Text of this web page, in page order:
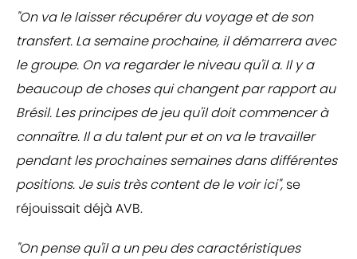
"On va le laisser récupérer du voyage et de son
transfert. La semaine prochaine, il démarrera avec
le groupe. On va regarder le niveau qu'il a. Il y a
beaucoup de choses qui changent par rapport au
Brésil. Les principes de jeu qu'il doit commencer à
connaître. Il a du talent pur et on va le travailler
pendant les prochaines semaines dans différentes
positions. Je suis très content de le voir ici", se
réjouissait déjà AVB.
"On pense qu'il a un peu des caractéristiques